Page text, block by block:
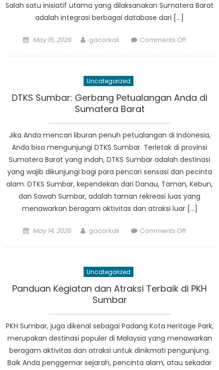
Salah satu inisiatif utama yang dilaksanakan Sumatera Barat
adalah integrasi berbagai database dari […]
Posted
May 15, 2026 Author
gacorkali Comments Offon
Data
Barat
Uncategorized
DTKS Sumbar: Gerbang Petualangan Anda di
Sumatera Barat
Jika Anda mencari liburan penuh petualangan di Indonesia,
Anda bisa mengunjungi DTKS Sumbar. Terletak di provinsi
Sumatera Barat yang indah, DTKS Sumbar adalah destinasi
yang wajib dikunjungi bagi para pencari sensasi dan pecinta
alam. DTKS Sumbar, kependekan dari Danau, Taman, Kebun,
dan Sawah Sumbar, adalah taman rekreasi luas yang
menawarkan beragam aktivitas dan atraksi luar […]
Posted
May 14, 2026 Author
gacorkali Comments Offon
Anda
Uncategorized
Panduan Kegiatan dan Atraksi Terbaik di PKH
Sumbar
PKH Sumbar, juga dikenal sebagai Padang Kota Heritage Park,
merupakan destinasi populer di Malaysia yang menawarkan
beragam aktivitas dan atraksi untuk dinikmati pengunjung.
Baik Anda penggemar sejarah, pencinta alam, atau sekadar